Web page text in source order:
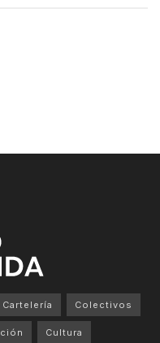
Cartelería Colectivos
Cultura